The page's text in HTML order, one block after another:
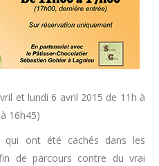
et lundi 6 avril 2015 de 11h à
16h45)
qui ont été cachés dans les
de parcours contre du vrai